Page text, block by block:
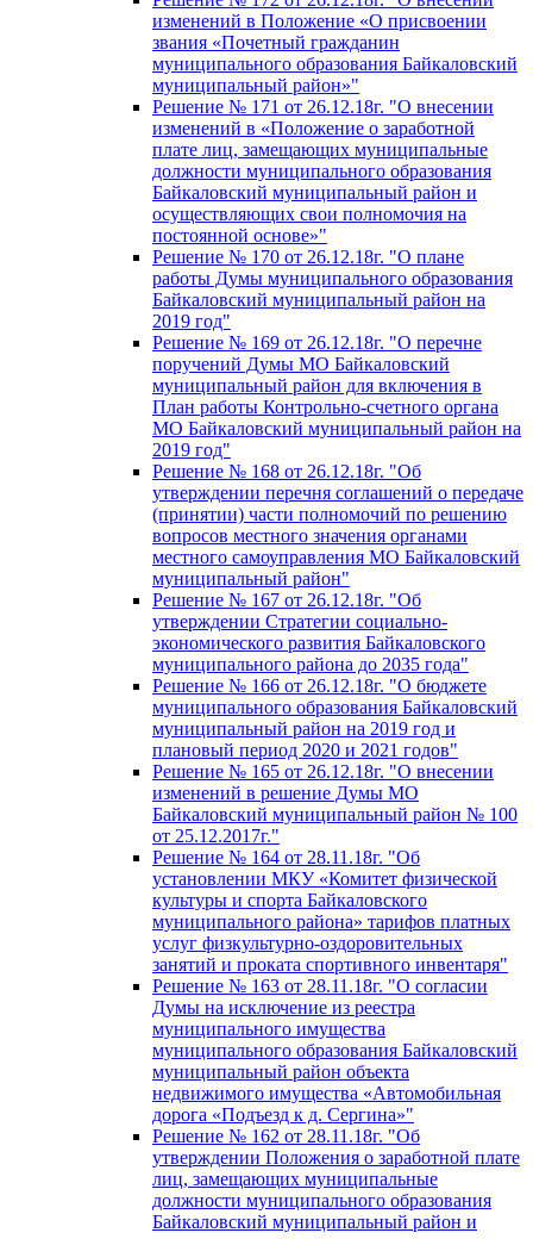
изменений в Положение «О присвоении
звания «Почетный гражданин
муниципального образования Байкаловский
муниципальный район»"
Решение № 171 от 26.12.18г. "О внесении
изменений в «Положение о заработной
плате лиц, замещающих муниципальные
должности муниципального образования
Байкаловский муниципальный район и
осуществляющих свои полномочия на
постоянной основе»"
Решение № 170 от 26.12.18г. "О плане
работы Думы муниципального образования
Байкаловский муниципальный район на
2019 год"
Решение № 169 от 26.12.18г. "О перечне
поручений Думы МО Байкаловский
муниципальный район для включения в
План работы Контрольно-счетного органа
МО Байкаловский муниципальный район на
2019 год"
Решение № 168 от 26.12.18г. "Об
утверждении перечня соглашений о передаче
(принятии) части полномочий по решению
вопросов местного значения органами
местного самоуправления МО Байкаловский
муниципальный район"
Решение № 167 от 26.12.18г. "Об
утверждении Стратегии социально-
экономического развития Байкаловского
муниципального района до 2035 года"
Решение № 166 от 26.12.18г. "О бюджете
муниципального образования Байкаловский
муниципальный район на 2019 год и
плановый период 2020 и 2021 годов"
Решение № 165 от 26.12.18г. "О внесении
изменений в решение Думы МО
Байкаловский муниципальный район № 100
от 25.12.2017г."
Решение № 164 от 28.11.18г. "Об
установлении МКУ «Комитет физической
культуры и спорта Байкаловского
муниципального района» тарифов платных
услуг физкультурно-оздоровительных
занятий и проката спортивного инвентаря"
Решение № 163 от 28.11.18г. "О согласии
Думы на исключение из реестра
муниципального имущества
муниципального образования Байкаловский
муниципальный район объекта
недвижимого имущества «Автомобильная
дорога «Подъезд к д. Сергина»"
Решение № 162 от 28.11.18г. "Об
утверждении Положения о заработной плате
лиц, замещающих муниципальные
должности муниципального образования
Байкаловский муниципальный район и